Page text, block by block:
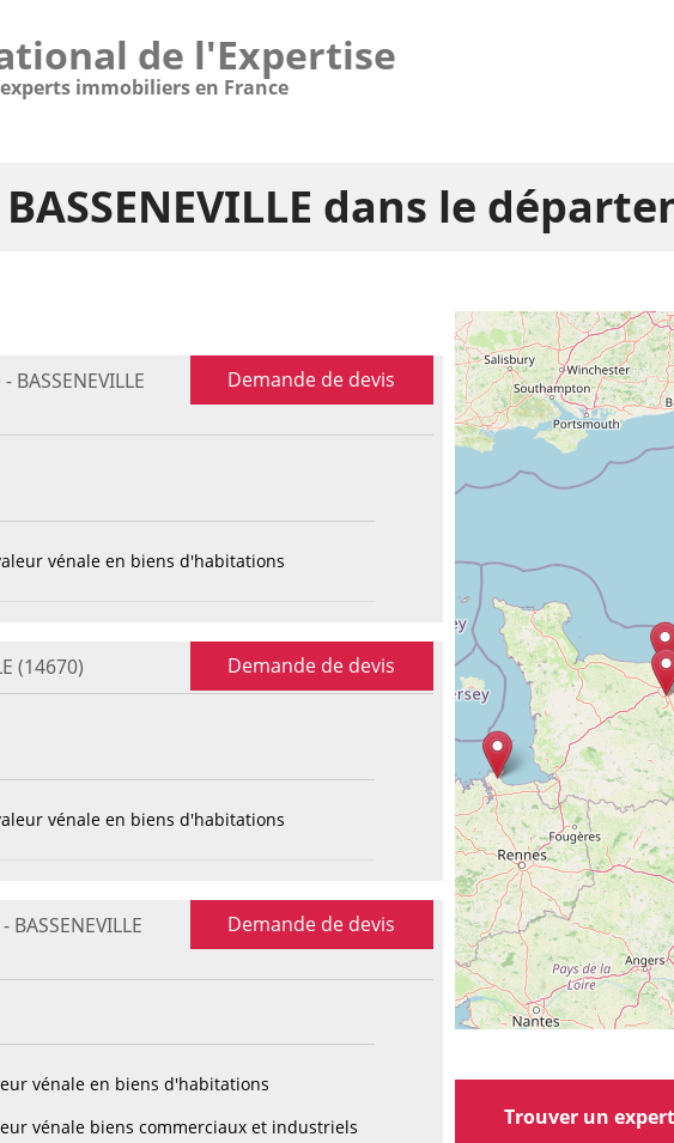
de l'Expertise
immobiliers en France
dans le
Demande de devis
vénale en biens d'habitations
(14670) Demande de devis
vénale en biens d'habitations
Demande de devis
vénale en biens d'habitations
vénale biens commerciaux et industriels
Trouver un